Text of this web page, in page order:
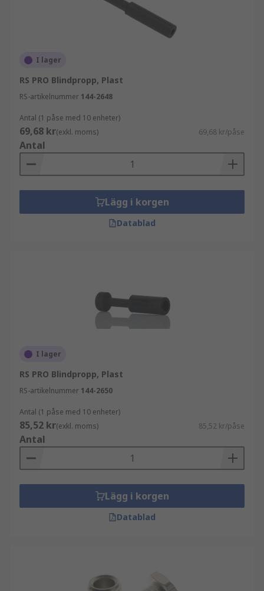
I lager
RS PRO Blindpropp, Plast
RS-artikelnummer 144-2648
Antal (1 påse med 10 enheter)
69,68 kr(exkl. moms) 69,68 kr/påse
Antal
Lägg i korgen
Datablad
I lager
RS PRO Blindpropp, Plast
RS-artikelnummer 144-2650
Antal (1 påse med 10 enheter)
85,52 kr(exkl. moms) 85,52 kr/påse
Antal
Lägg i korgen
Datablad